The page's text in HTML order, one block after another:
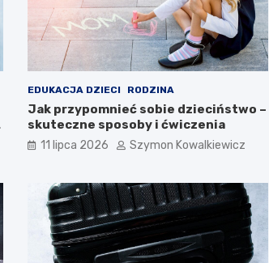
EDUKACJA DZIECI RODZINA
Jak przypomnieć sobie dzieciństwo –
skuteczne sposoby i ćwiczenia
11 lipca 2026 Szymon Kowalkiewicz